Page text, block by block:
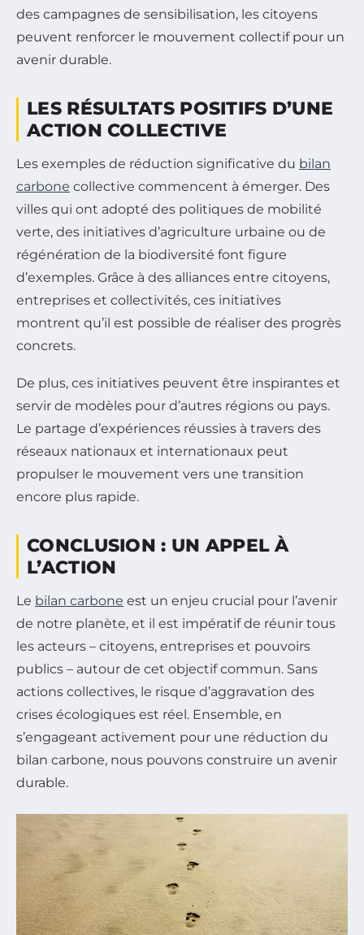
des campagnes de sensibilisation, les citoyens
peuvent renforcer le mouvement collectif pour un
avenir durable.
LES RÉSULTATS POSITIFS D’UNE
ACTION COLLECTIVE
Les exemples de réduction significative du bilan
carbone collective commencent à émerger. Des
villes qui ont adopté des politiques de mobilité
verte, des initiatives d’agriculture urbaine ou de
régénération de la biodiversité font figure
d’exemples. Grâce à des alliances entre citoyens,
entreprises et collectivités, ces initiatives
montrent qu’il est possible de réaliser des progrès
concrets.
De plus, ces initiatives peuvent être inspirantes et
servir de modèles pour d’autres régions ou pays.
Le partage d’expériences réussies à travers des
réseaux nationaux et internationaux peut
propulser le mouvement vers une transition
encore plus rapide.
CONCLUSION : UN APPEL À
L’ACTION
Le bilan carbone est un enjeu crucial pour l’avenir
de notre planète, et il est impératif de réunir tous
les acteurs – citoyens, entreprises et pouvoirs
publics – autour de cet objectif commun. Sans
actions collectives, le risque d’aggravation des
crises écologiques est réel. Ensemble, en
s’engageant activement pour une réduction du
bilan carbone, nous pouvons construire un avenir
durable.